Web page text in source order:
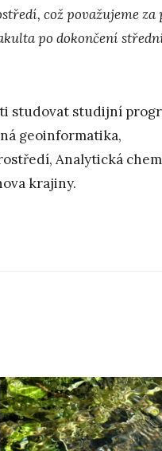
což považujeme za
po dokončení
studovat studijní
geoinformatika,
Analytická
krajiny.